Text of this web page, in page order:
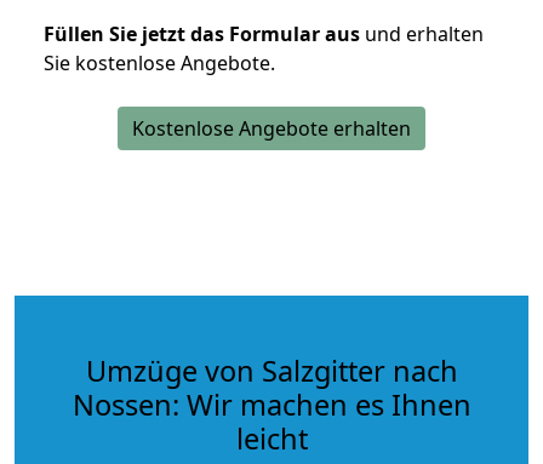
Füllen Sie jetzt das Formular aus und erhalten
Sie kostenlose Angebote.
Kostenlose Angebote erhalten
Umzüge von Salzgitter nach
Nossen: Wir machen es Ihnen
leicht